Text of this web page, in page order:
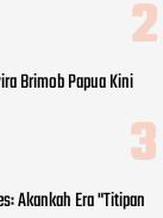
Brimob Papua Kini
Akankah Era "Titipan